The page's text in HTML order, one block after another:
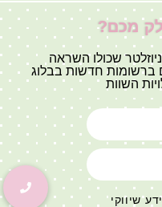
מכם?
שכולו השראה
ברשומות חדשות בבלוג
השוות
שיווקי